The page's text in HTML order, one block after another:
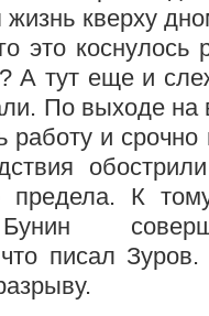
кверху
косну­лось
А тут еще и
По выходе
работу и срочно
предела. К
Бунин
что писал